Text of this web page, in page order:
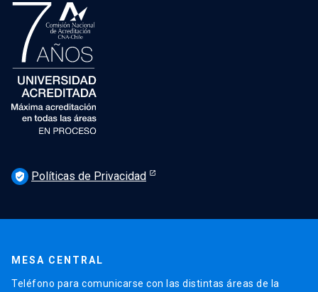
verified_user Políticas de Privacidad
MESA CENTRAL
Teléfono para comunicarse con las distintas áreas de la